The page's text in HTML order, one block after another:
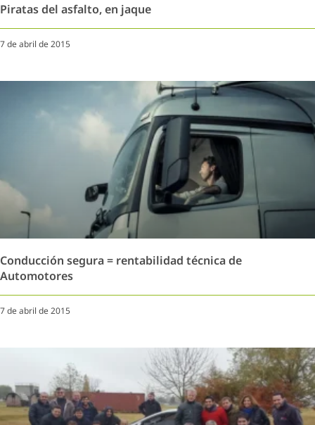
Piratas del asfalto, en jaque
7 de abril de 2015
Conducción segura = rentabilidad técnica de
Automotores
7 de abril de 2015